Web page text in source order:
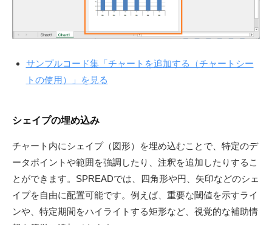
サンプルコード集「チャートを追加する（チャートシー
トの使用）」を見る
シェイプの埋め込み
チャート内にシェイプ（図形）を埋め込むことで、特定のデ
ータポイントや範囲を強調したり、注釈を追加したりするこ
とができます。SPREADでは、四角形や円、矢印などのシェ
イプを自由に配置可能です。例えば、重要な閾値を示すライ
ンや、特定期間をハイライトする矩形など、視覚的な補助情